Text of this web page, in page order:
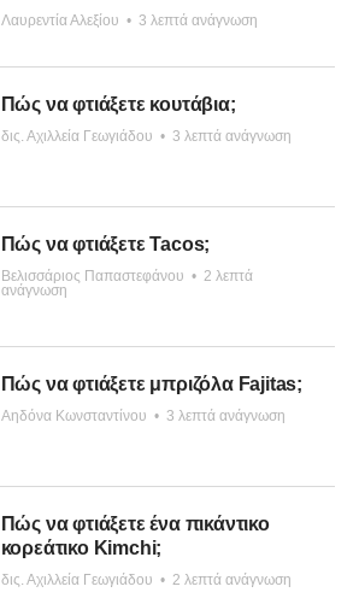
Λαυρεντία Αλεξίου • 3 λεπτά ανάγνωση
Πώς να φτιάξετε κουτάβια;
δις. Αχιλλεία Γεωγιάδου • 3 λεπτά ανάγνωση
Πώς να φτιάξετε Tacos;
Βελισσάριος Παπαστεφάνου • 2 λεπτά
ανάγνωση
Πώς να φτιάξετε μπριζόλα Fajitas;
Αηδόνα Κωνσταντίνου • 3 λεπτά ανάγνωση
Πώς να φτιάξετε ένα πικάντικο
κορεάτικο Kimchi;
δις. Αχιλλεία Γεωγιάδου • 2 λεπτά ανάγνωση